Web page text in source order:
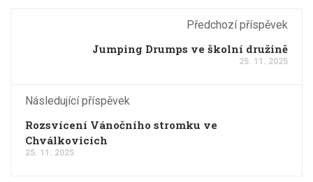
Předchozí příspěvek
Jumping Drumps ve školní družině
25. 11. 2025
Následující příspěvek
Rozsvícení Vánočního stromku ve
Chválkovicích
25. 11. 2025